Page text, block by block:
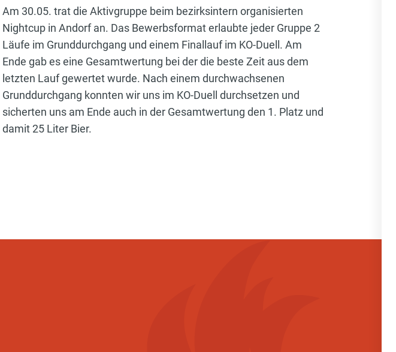
Am 30.05. trat die Aktivgruppe beim bezirksintern organisierten
Nightcup in Andorf an. Das Bewerbsformat erlaubte jeder Gruppe 2
Läufe im Grunddurchgang und einem Finallauf im KO-Duell. Am
Ende gab es eine Gesamtwertung bei der die beste Zeit aus dem
letzten Lauf gewertet wurde. Nach einem durchwachsenen
Grunddurchgang konnten wir uns im KO-Duell durchsetzen und
sicherten uns am Ende auch in der Gesamtwertung den 1. Platz und
damit 25 Liter Bier.